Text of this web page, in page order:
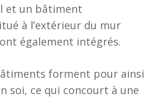
et un bâtiment
à l’extérieur du mur
également intégrés.
forment pour ainsi
soi, ce qui concourt à une